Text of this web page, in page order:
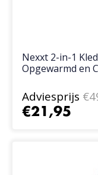
Nexxt 2-in-1
Opgewarmd en
Adviesprijs
€21,95